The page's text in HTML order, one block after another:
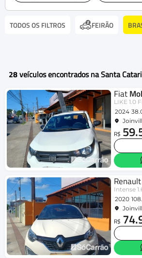
TODOS OS FILTROS FEIRÃO
28veículos encontrados na Santa
Fiat
LIKE 1.0
2024
R$
Renault
Intense
2020
R$